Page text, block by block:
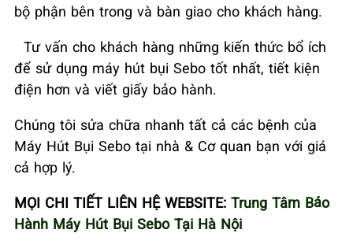
bộ phận bên trong và bàn giao cho khách hàng.
Tư vấn cho khách hàng những kiến thức bổ ích
để sử dụng máy hút bụi Sebo tốt nhất, tiết kiện
điện hơn và viết giấy bảo hành.
Chúng tôi sửa chữa nhanh tất cả các bệnh của
Máy Hút Bụi Sebo tại nhà & Cơ quan bạn với giá
cả hợp lý.
MỌI CHI TIẾT LIÊN HỆ WEBSITE: Trung Tâm Bảo
Hành Máy Hút Bụi Sebo Tại Hà Nội